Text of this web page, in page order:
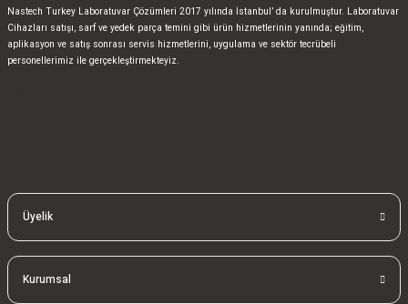
Nastech Turkey Laboratuvar Çözümleri 2017 yılında İstanbul’ da kurulmuştur. Laboratuvar
Cihazları satışı, sarf ve yedek parça temini gibi ürün hizmetlerinin yanında; eğitim,
aplikasyon ve satış sonrası servis hizmetlerini, uygulama ve sektör tecrübeli
personellerimiz ile gerçekleştirmekteyiz.
Üyelik
Kurumsal